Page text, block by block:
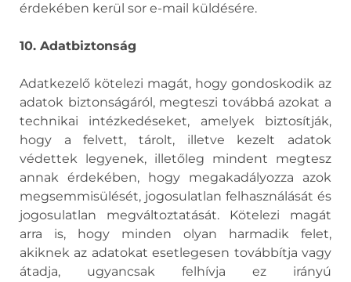
érdekében kerül sor e-mail küldésére.
10. Adatbiztonság
Adatkezelő kötelezi magát, hogy gondoskodik az
adatok biztonságáról, megteszi továbbá azokat a
technikai intézkedéseket, amelyek biztosítják,
hogy a felvett, tárolt, illetve kezelt adatok
védettek legyenek, illetőleg mindent megtesz
annak érdekében, hogy megakadályozza azok
megsemmisülését, jogosulatlan felhasználását és
jogosulatlan megváltoztatását. Kötelezi magát
arra is, hogy minden olyan harmadik felet,
akiknek az adatokat esetlegesen továbbítja vagy
átadja, ugyancsak felhívja ez irányú